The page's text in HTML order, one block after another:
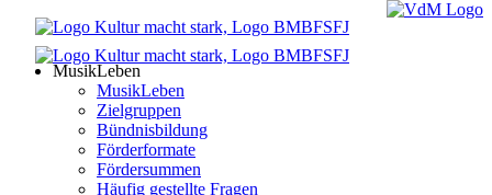
MusikLeben
MusikLeben
Zielgruppen
Bündnisbildung
Förderformate
Fördersummen
Häufig gestellte Fragen